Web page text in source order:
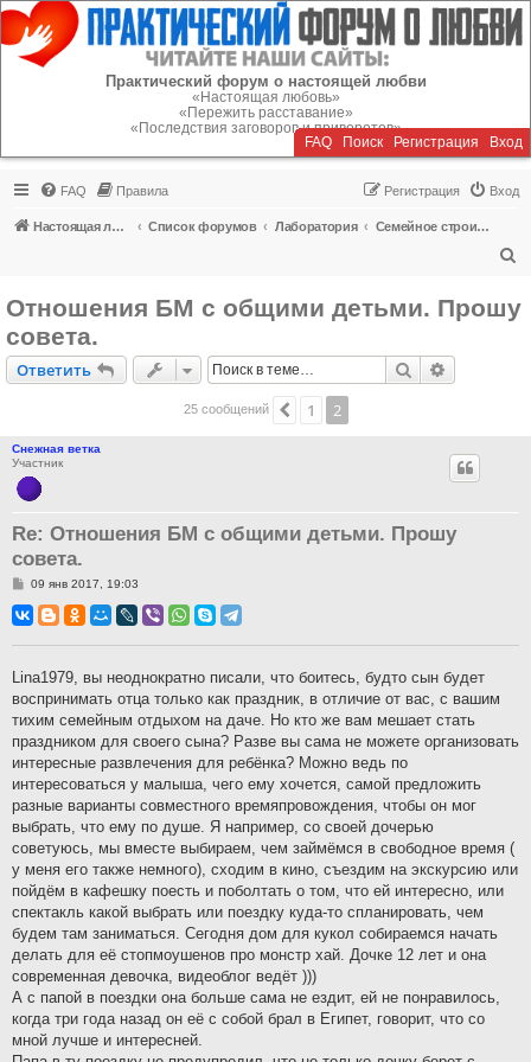
Регистрация
Практический форум о настоящей любви
«Настоящая любовь»
«Пережить расставание»
«Последствия заговоров и приворотов»
FAQ Поиск Регистрация Вход
FAQ Правила Вход
Регистрация
Настоящая любовь Список форумов Лаборатория
Семейное строительство
и
Отношения БМ с общими детьми. Прошу
совета.
Ответить
Ответить Поиск
25 сообщений Пред.
1 2
Снежная ветка
Участник
Re: Отношения БМ с общими детьми. Прошу
совета.
С
о
б
и
е
09 янв 2017, 19:03
Lina1979, вы неоднократно писали, что боитесь, будто сын будет
воспринимать отца только как праздник, в отличие от вас, с вашим
тихим семейным отдыхом на даче. Но кто же вам мешает стать
праздником для своего сына? Разве вы сама не можете организовать
интересные развлечения для ребёнка? Можно ведь по
интересоваться у малыша, чего ему хочется, самой предложить
разные варианты совместного времяпровождения, чтобы он мог
выбрать, что ему по душе. Я например, со своей дочерью
советуюсь, мы вместе выбираем, чем займёмся в свободное время (
у меня его также немного), сходим в кино, съездим на экскурсию или
пойдём в кафешку поесть и поболтать о том, что ей интересно, или
спектакль какой выбрать или поездку куда-то спланировать, чем
будем там заниматься. Сегодня дом для кукол собираемся начать
делать для её стопмоушенов про монстр хай. Дочке 12 лет и она
современная девочка, видеоблог ведёт )))
А с папой в поездки она больше сама не ездит, ей не понравилось,
когда три года назад он её с собой брал в Египет, говорит, что со
мной лучше и интересней.